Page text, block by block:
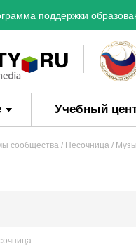
поддержки
Учебный
сообщества / Песочница /